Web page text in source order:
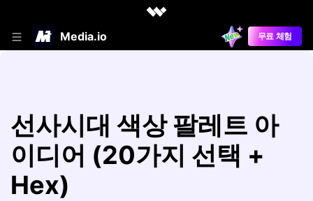
Media.io 무료 체험
선사시대 색상 팔레트 아
이디어 (20가지 선택 +
Hex)